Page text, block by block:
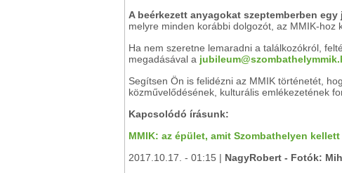
A beérkezett anyagokat szeptemberben
melyre minden korábbi dolgozót, az MMIK-hoz
Ha nem szeretne lemaradni a találkozókról,
megadásával a
Segítsen Ön is felidézni az MMIK történetét,
közművelődésének, kulturális emlékezetének
Kapcsolódó írásunk:
MMIK: az épület, amit Szombathelyen
2017.10.17. - 01:15 | NagyRobert - Fotók: